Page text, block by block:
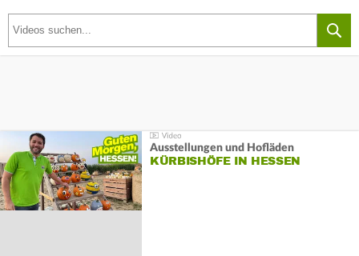
Ausstellungen und Hofläden
KÜRBISHÖFE IN HESSEN